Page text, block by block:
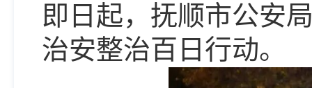
即日起，抚顺市公安
治安整治百日行动。